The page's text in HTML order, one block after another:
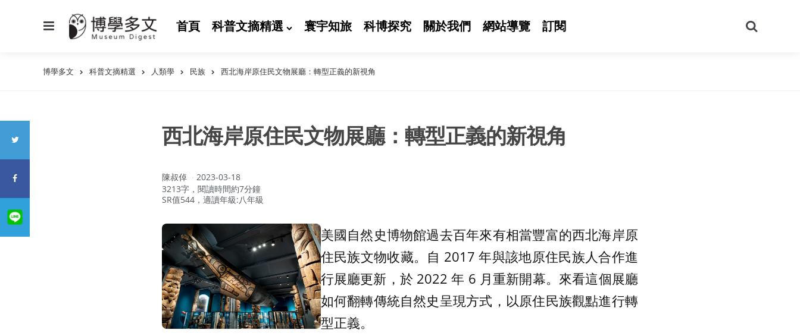
首頁 科普文摘精選 寰宇知旅 科博探究 關於我們 網站導覽 訂閱
尋
博學多文 科普文摘精選 人類學 民族 西北海岸原住民文物展廳：轉型正義的新視角
西北海岸原住民文物展廳：轉型正義的新視角
作
者：
陳叔倬
2023-03-18
3213字，閱讀時間約7分鐘
SR值544，適讀年級:八年級
美國自然史博物館過去百年來有相當豐富的西北海岸原
住民族文物收藏。自 2017 年與該地原住民族人合作進
行展廳更新，於 2022 年 6 月重新開幕。來看這個展廳
如何翻轉傳統自然史呈現方式，以原住民族觀點進行轉
型正義。